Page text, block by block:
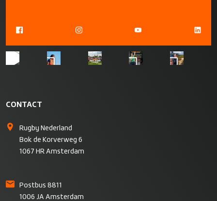
CONTACT
Rugby Nederland
Bok de Korverweg 6
1067 HR Amsterdam
Postbus 8811
1006 JA Amsterdam